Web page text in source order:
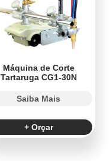
Máquina de Corte
Tartaruga CG1-30N
Saiba Mais
+ Orçar